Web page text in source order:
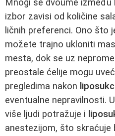
Mnogi se dvoume između
izbor zavisi od količine
ličnih preferenci. Ono što
možete trajno ukloniti
mesta, dok se uz
preostale ćelije mogu
pregledima nakon
eventualne nepravilnosti.
više ljudi potražuje i
anestezijom, što skraćuje